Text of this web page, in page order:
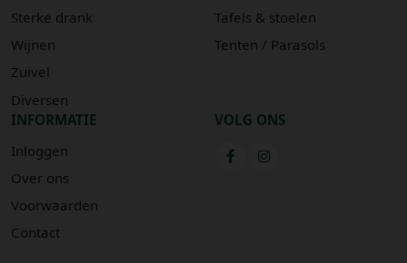
Sterke drank
Wijnen
Zuivel
Diversen
Tafels & stoelen
Tenten / Parasols
INFORMATIE
Inloggen
Over ons
Voorwaarden
Contact
VOLG ONS